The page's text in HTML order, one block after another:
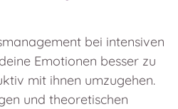
bei intensiven
Emotionen besser zu
mit ihnen umzugehen.
und theoretischen